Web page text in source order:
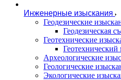
Инженерные изыскания
Геодезические
Геодезическая
Геотехнические
Археологические
Геологические
Экологические